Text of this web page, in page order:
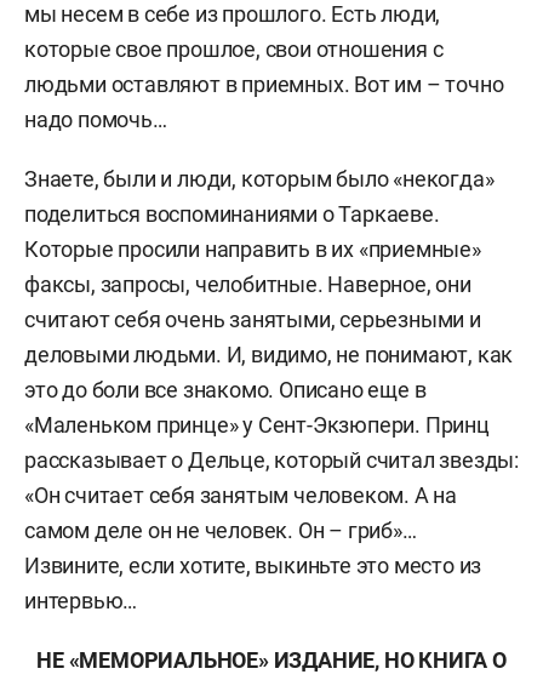
мы несем в себе из прошлого. Есть люди,
которые свое прошлое, свои отношения с
людьми оставляют в приемных. Вот им – точно
надо помочь…
Знаете, были и люди, которым было «некогда»
поделиться воспоминаниями о Таркаеве.
Которые просили направить в их «приемные»
факсы, запросы, челобитные. Наверное, они
считают себя очень занятыми, серьезными и
деловыми людьми. И, видимо, не понимают, как
это до боли все знакомо. Описано еще в
«Маленьком принце» у Сент-Экзюпери. Принц
рассказывает о Дельце, который считал звезды:
«Он считает себя занятым человеком. А на
самом деле он не человек. Он – гриб»…
Извините, если хотите, выкиньте это место из
интервью…
НЕ «МЕМОРИАЛЬНОЕ» ИЗДАНИЕ, НО КНИГА О